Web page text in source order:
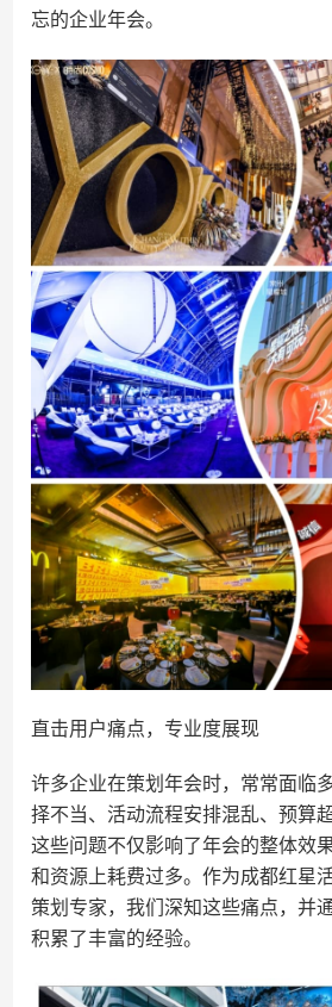
忘的企业年会。
直击用户痛点，专业度展现
许多企业在策划年会时，常常面临
择不当、活动流程安排混乱、预算
这些问题不仅影响了年会的整体效
和资源上耗费过多。作为成都红星
策划专家，我们深知这些痛点，并
积累了丰富的经验。